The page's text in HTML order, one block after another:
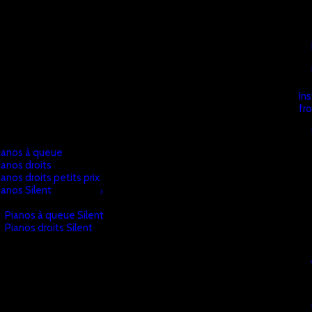
à queue
droits
droits petits prix
Silent
Pianos à queue Silent
Pianos droits Silent